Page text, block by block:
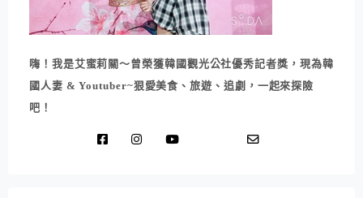
嗨！我是艾蜜莉關～曾榮獲韓國觀光公社優秀記者獎，現為韓
國人妻 & Youtuber~狠愛美食、旅遊、追劇，一起來探險
吧！